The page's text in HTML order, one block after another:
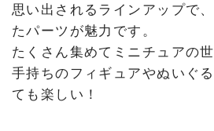
思い出されるラインアップで
たパーツが魅力です。
たくさん集めてミニチュアの
手持ちのフィギュアやぬいぐ
ても楽しい！